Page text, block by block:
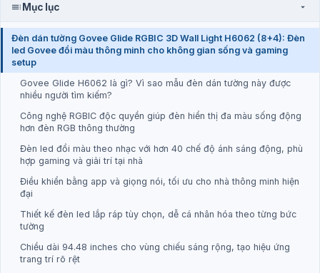
Mục lục
Đèn dán tường Govee Glide RGBIC 3D Wall Light H6062 (8+4): Đèn
led Govee đổi màu thông minh cho không gian sống và gaming
setup
Govee Glide H6062 là gì? Vì sao mẫu đèn dán tường này được
nhiều người tìm kiếm?
Công nghệ RGBIC độc quyền giúp đèn hiển thị đa màu sống động
hơn đèn RGB thông thường
Đèn led đổi màu theo nhạc với hơn 40 chế độ ánh sáng động, phù
hợp gaming và giải trí tại nhà
Điều khiển bằng app và giọng nói, tối ưu cho nhà thông minh hiện
đại
Thiết kế đèn led lắp ráp tùy chọn, dễ cá nhân hóa theo từng bức
tường
Chiều dài 94.48 inches cho vùng chiếu sáng rộng, tạo hiệu ứng
trang trí rõ rệt